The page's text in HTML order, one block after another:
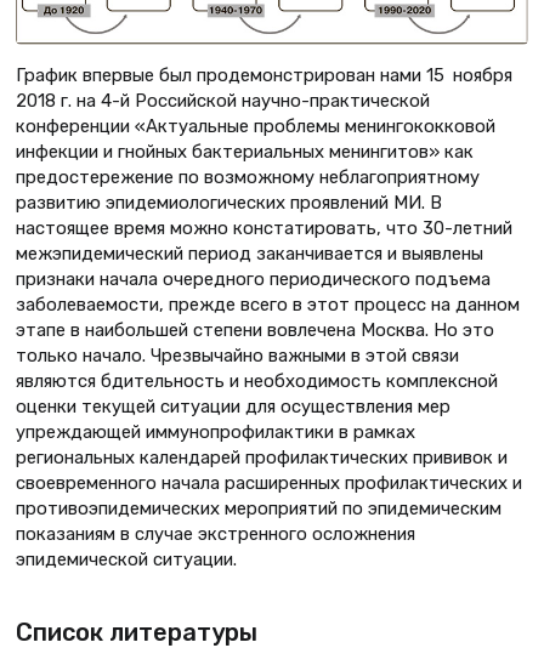
График впервые был продемонстрирован нами 15 ноября
2018 г. на 4-й Российской научно-практической
конференции «Актуальные проблемы менингококковой
инфекции и гнойных бактериальных менингитов» как
предостережение по возможному неблагоприятному
развитию эпидемиологических проявлений МИ. В
настоящее время можно констатировать, что 30-летний
межэпидемический период заканчивается и выявлены
признаки начала очередного периодического подъема
заболеваемости, прежде всего в этот процесс на данном
этапе в наибольшей степени вовлечена Москва. Но это
только начало. Чрезвычайно важными в этой связи
являются бдительность и необходимость комплексной
оценки текущей ситуации для осуществления мер
упреждающей иммунопрофилактики в рамках
региональных календарей профилактических прививок и
своевременного начала расширенных профилактических и
противоэпидемических мероприятий по эпидемическим
показаниям в случае экстренного осложнения
эпидемической ситуации.
Список литературы